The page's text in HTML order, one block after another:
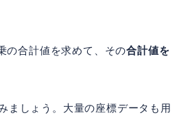
合計値を求めて、その合計値を
ましょう。大量の座標データも用